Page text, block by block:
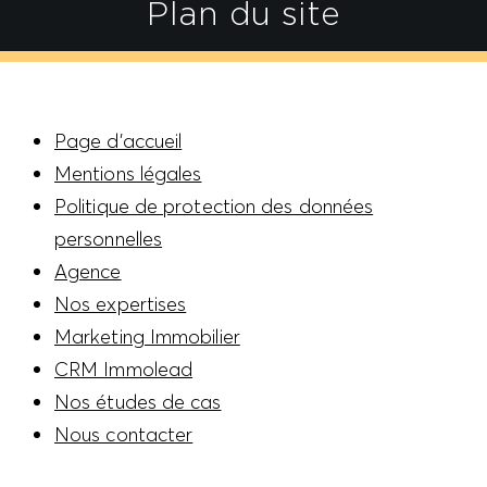
Plan du site
Page d’accueil
Mentions légales
Politique de protection des données
personnelles
Agence
Nos expertises
Marketing Immobilier
CRM Immolead
Nos études de cas
Nous contacter